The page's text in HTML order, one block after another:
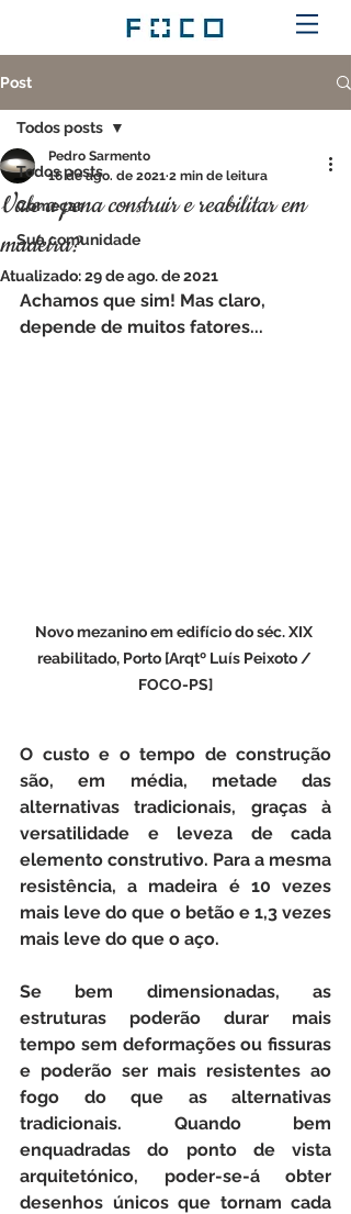
Post
Todos posts
Começar
Sua comunidade
Todos posts
Vale a pena construir e reabilitar em
madeira?
Pedro Sarmento
16 de ago. de 2021 2 min de leitura
Atualizado:29 de ago. de 2021
Achamos que sim! Mas claro,
depende de muitos fatores...
Novo mezanino em edifício do séc. XIX
reabilitado, Porto [Arqtº Luís Peixoto /
FOCO-PS]
O custo e o tempo de construção
são, em média, metade das
alternativas tradicionais, graças à
versatilidade e leveza de cada
elemento construtivo. Para a mesma
resistência, a madeira é 10 vezes
mais leve do que o betão e 1,3 vezes
mais leve do que o aço.
Se bem dimensionadas, as
estruturas poderão durar mais
tempo sem deformações ou fissuras
e poderão ser mais resistentes ao
fogo do que as alternativas
tradicionais. Quando bem
enquadradas do ponto de vista
arquitetónico, poder-se-á obter
desenhos únicos que tornam cada